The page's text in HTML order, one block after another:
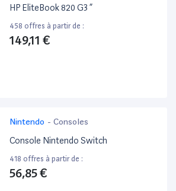
HP EliteBook 820 G3 ”
458 offres à partir de :
149,11 €
Nintendo - Consoles
Console Nintendo Switch
418 offres à partir de :
56,85 €